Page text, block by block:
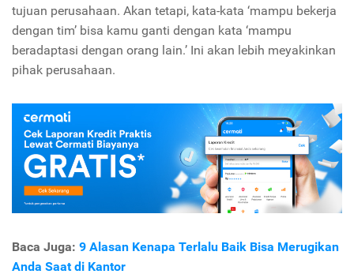
tujuan perusahaan. Akan tetapi, kata-kata ‘mampu bekerja
dengan tim’ bisa kamu ganti dengan kata ‘mampu
beradaptasi dengan orang lain.’ Ini akan lebih meyakinkan
pihak perusahaan.
Baca Juga: 9 Alasan Kenapa Terlalu Baik Bisa Merugikan
Anda Saat di Kantor